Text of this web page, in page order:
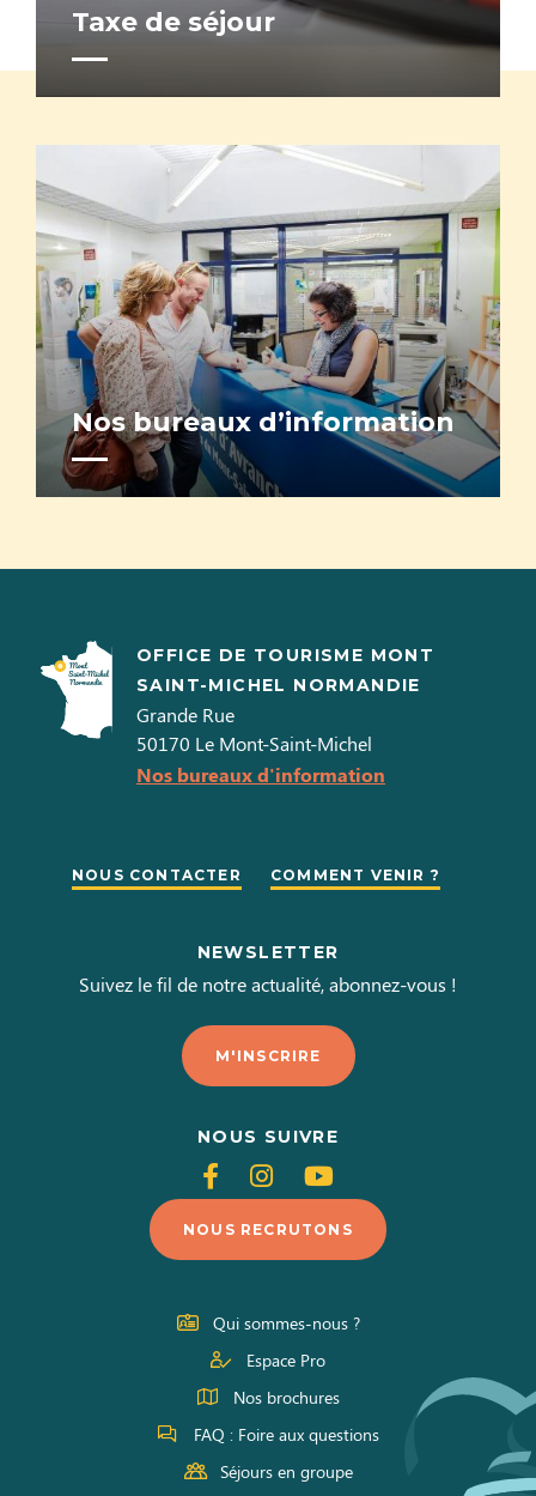
Taxe de séjour
Nos bureaux d’information
OFFICE DE TOURISME MONT
SAINT-MICHEL NORMANDIE
Grande Rue
50170 Le Mont-Saint-Michel
Nos bureaux d'information
NOUS CONTACTER COMMENT VENIR ?
NEWSLETTER
Suivez le fil de notre actualité, abonnez-vous !
M'INSCRIRE
NOUS SUIVRE
Suivez-
nous
sur
Facebook
Suivez-
nous
sur
Instagram
Suivez-
nous
sur
Youtube
NOUS RECRUTONS
Qui sommes-nous ?
Espace Pro
Nos brochures
FAQ : Foire aux questions
Séjours en groupe